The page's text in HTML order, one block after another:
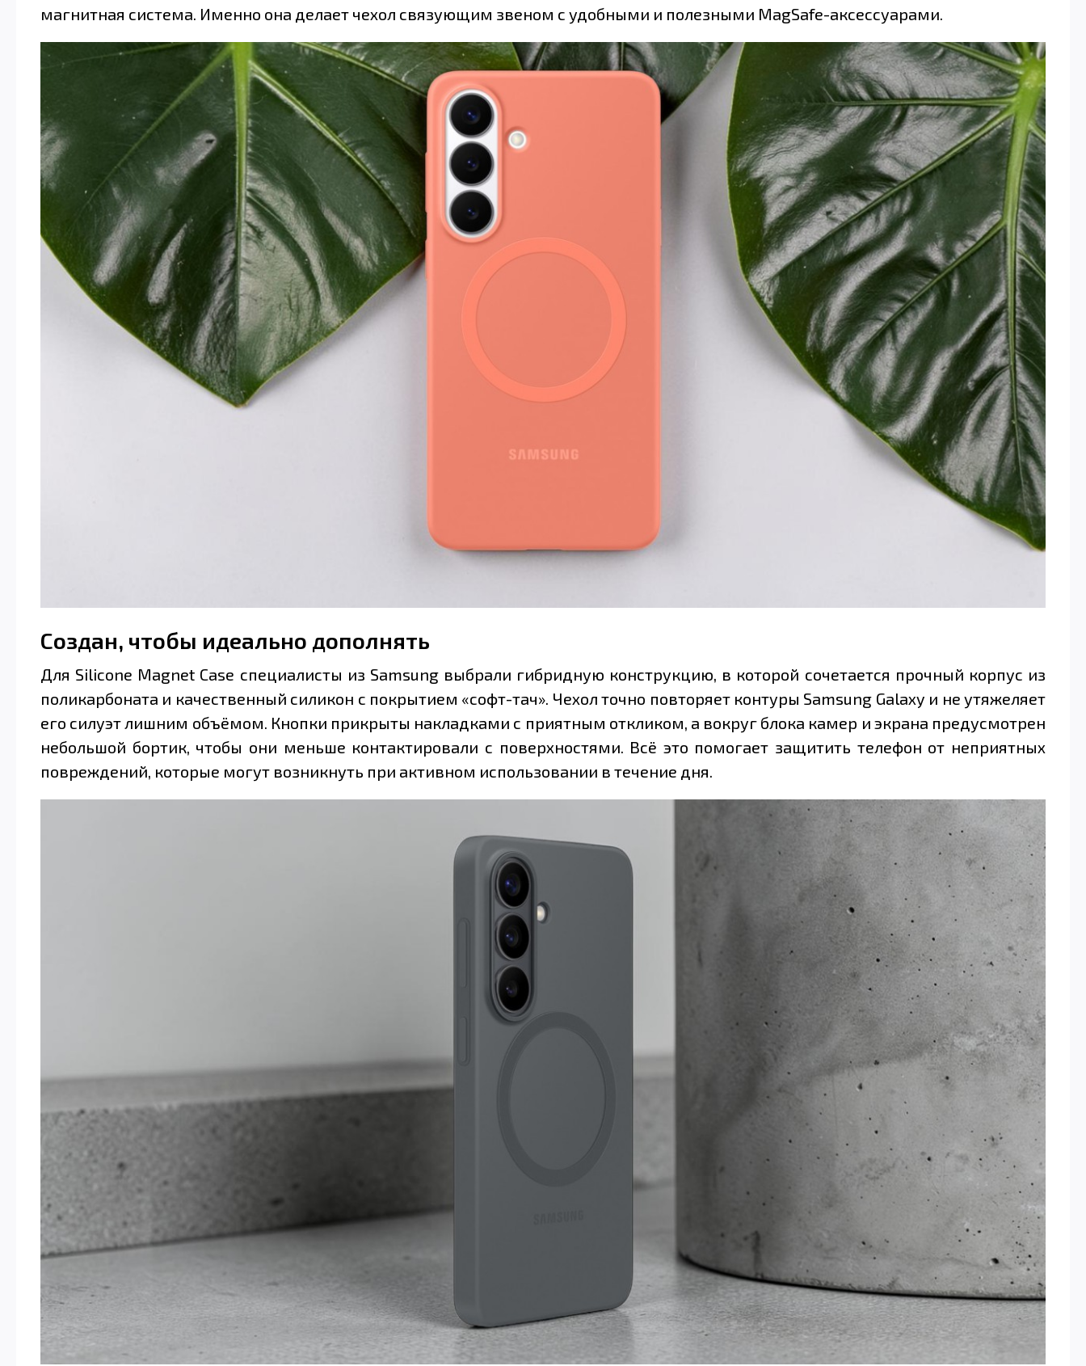
магнитная система. Именно она делает чехол связующим звеном с удобными и полезными MagSafe-аксессуарами.
Создан, чтобы идеально дополнять
Для Silicone Magnet Case специалисты из Samsung выбрали гибридную конструкцию, в которой сочетается прочный корпус из
поликарбоната и качественный силикон с покрытием «софт-тач». Чехол точно повторяет контуры Samsung Galaxy и не утяжеляет
его силуэт лишним объёмом. Кнопки прикрыты накладками с приятным откликом, а вокруг блока камер и экрана предусмотрен
небольшой бортик, чтобы они меньше контактировали с поверхностями. Всё это помогает защитить телефон от неприятных
повреждений, которые могут возникнуть при активном использовании в течение дня.